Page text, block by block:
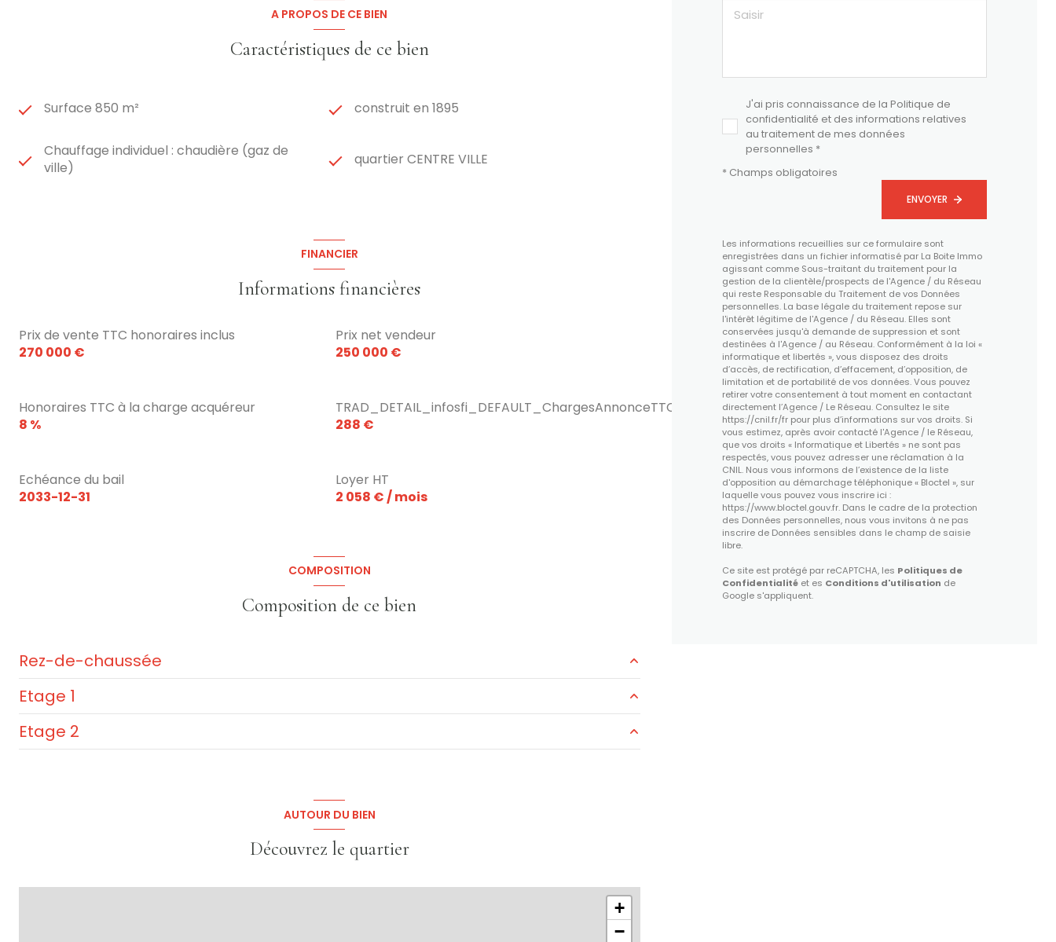
Ce bien s’adresse idéalement à des professionnels de la restauration souhaitant reprendre une
affaire saine, clé en main, au potentiel encore évolutif. Sans aucun doute,
A PROPOS DE CE BIEN
Caractéristiques de ce bien
Surface 850 m² construit en 1895
Chauffage individuel : chaudière (gaz de
ville)
quartier CENTRE VILLE
FINANCIER
Informations financières
Prix de vente TTC honoraires inclus
270 000 €
Prix net vendeur
250 000 €
Honoraires TTC à la charge acquéreur
8 %
TRAD_DETAIL_infosfi_DEFAULT_ChargesAnnonceTTC
288 €
Echéance du bail
2033-12-31
Loyer HT
2 058 € / mois
COMPOSITION
Composition de ce bien
Rez-de-chaussée
salle
Etage 1
salle
Etage 2
AUTOUR DU BIEN
Découvrez le quartier
+
−
J'ai pris connaissance de la Politique de
confidentialité et des informations relatives
au traitement de mes données
personnelles *
* Champs obligatoires
ENVOYER
Les informations recueillies sur ce formulaire sont
enregistrées dans un fichier informatisé par La Boite Immo
agissant comme Sous-traitant du traitement pour la
gestion de la clientèle/prospects de l'Agence / du Réseau
qui reste Responsable du Traitement de vos Données
personnelles. La base légale du traitement repose sur
l'intérêt légitime de l'Agence / du Réseau. Elles sont
conservées jusqu'à demande de suppression et sont
destinées à l'Agence / au Réseau. Conformément à la loi «
informatique et libertés », vous disposez des droits
d’accès, de rectification, d’effacement, d’opposition, de
limitation et de portabilité de vos données. Vous pouvez
retirer votre consentement à tout moment en contactant
directement l’Agence / Le Réseau. Consultez le site
https://cnil.fr/frpour plus d’informations sur vos droits. Si
vous estimez, après avoir contacté l'Agence / le Réseau,
que vos droits « Informatique et Libertés » ne sont pas
respectés, vous pouvez adresser une réclamation à la
CNIL. Nous vous informons de l’existence de la liste
d'opposition au démarchage téléphonique « Bloctel », sur
laquelle vous pouvez vous inscrire ici :
https://www.bloctel.gouv.fr. Dans le cadre de la protection
des Données personnelles, nous vous invitons à ne pas
inscrire de Données sensibles dans le champ de saisie
libre.
Ce site est protégé par reCAPTCHA, les Politiques de
Confidentialitéet es Conditions d'utilisation de
Google s'appliquent.